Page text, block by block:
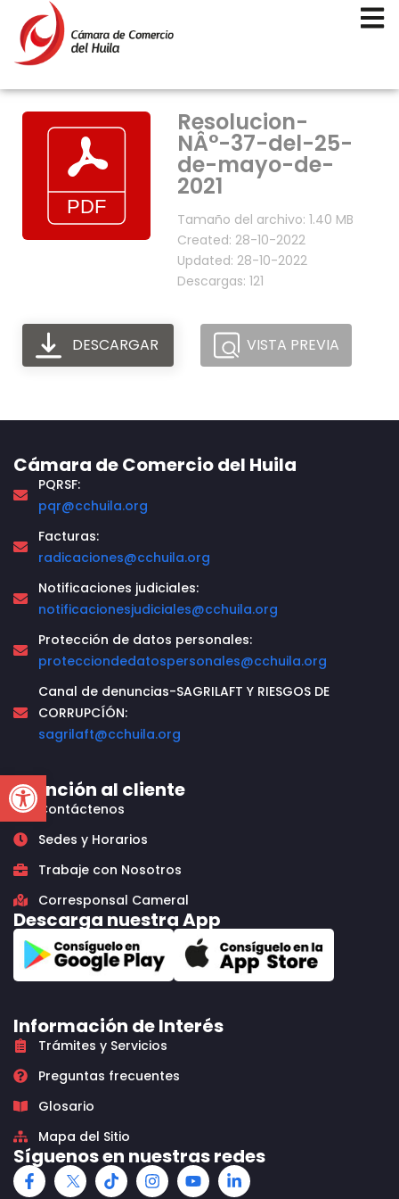
Open toolbar
Resolucion-
NÂ°-37-del-25-
de-mayo-de-
2021
Tamaño del archivo: 1.40 MB
Created: 28-10-2022
Updated: 28-10-2022
Descargas: 121
DESCARGAR VISTA PREVIA
Cámara de Comercio del Huila
PQRSF:
pqr@cchuila.org
Facturas:
radicaciones@cchuila.org
Notificaciones judiciales:
notificacionesjudiciales@cchuila.org
Protección de datos personales:
protecciondedatospersonales@cchuila.org
Canal de denuncias-SAGRILAFT Y RIESGOS DE
CORRUPCÍÓN:
sagrilaft@cchuila.org
Atención al cliente
Contáctenos
Sedes y Horarios
Trabaje con Nosotros
Corresponsal Cameral
Descarga nuestra App
Información de Interés
Trámites y Servicios
Preguntas frecuentes
Glosario
Mapa del Sitio
Síguenos en nuestras redes